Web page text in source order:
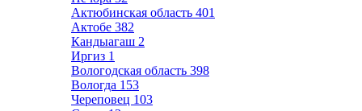
Актюбинская область 401
Актобе 382
Кандыагаш 2
Иргиз 1
Вологодская область 398
Вологда 153
Череповец 103